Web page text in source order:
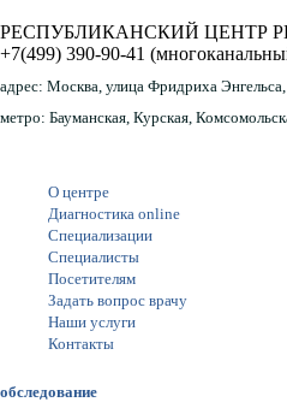
РЕСПУБЛИКАНСКИЙ ЦЕНТР
+7(499) 390-90-41
адрес: Москва, улица Фридриха
метро: Бауманская, Курская,
О центре
Диагностика online
Специализации
Специалисты
Посетителям
Задать вопрос врачу
Наши услуги
Контакты
обследование